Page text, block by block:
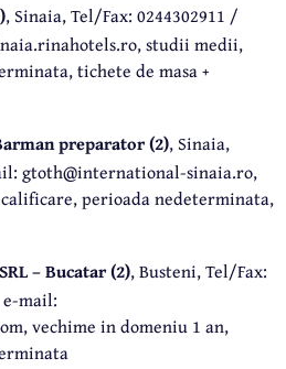
, Sinaia, Tel/Fax: 0244302911 /
studii medii,
tichete de masa +
preparator (2), Sinaia,
gtoth@international-sinaia.ro,
perioada nedeterminata,
– Bucatar (2), Busteni, Tel/Fax:
e-mail:
vechime in domeniu 1 an,